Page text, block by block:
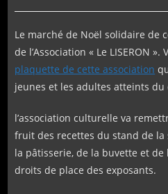
publication :
publication :
Le marché de Noël solidaire de
de l’Association « Le LISERON ».
plaquette de cette association
jeunes et les adultes atteints du
l’association culturelle va
fruit des recettes du stand de la
la pâtisserie, de la buvette et
droits de place des exposants.